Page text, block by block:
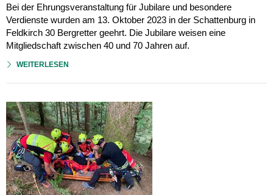
Bei der Ehrungsveranstaltung für Jubilare und besondere
Verdienste wurden am 13. Oktober 2023 in der Schattenburg in
Feldkirch 30 Bergretter geehrt. Die Jubilare weisen eine
Mitgliedschaft zwischen 40 und 70 Jahren auf.
WEITERLESEN